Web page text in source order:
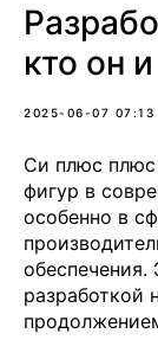
кто он
2025-06-07 07:13
Си плюс
фигур в
особенно в
обеспечения.
разработкой